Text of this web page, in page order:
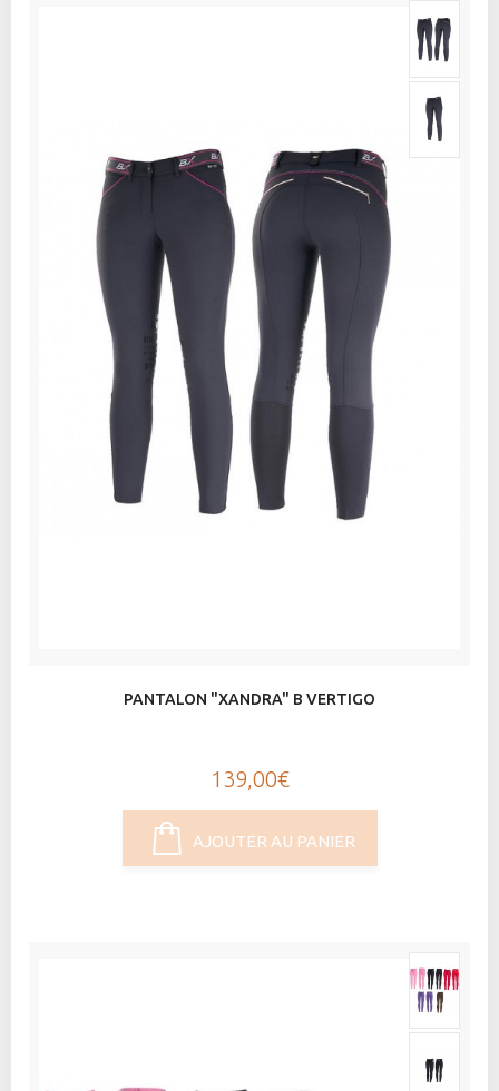
PANTALON "XANDRA" B VERTIGO
139,00€
AJOUTER AU PANIER